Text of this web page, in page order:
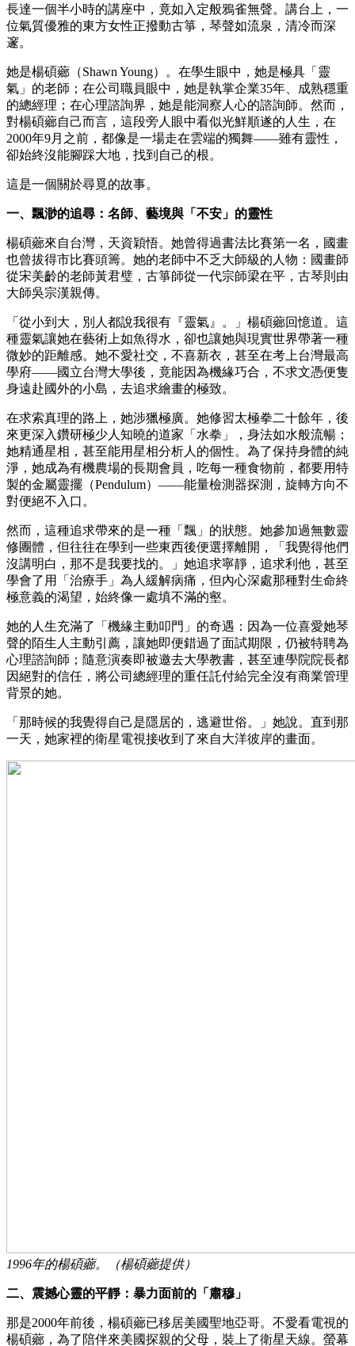
長達一個半小時的講座中，竟如入定般鴉雀無聲。講台上，一
位氣質優雅的東方女性正撥動古箏，琴聲如流泉，清冷而深
邃。
她是楊碩薌（Shawn Young）。在學生眼中，她是極具「靈
氣」的老師；在公司職員眼中，她是執掌企業35年、成熟穩重
的總經理；在心理諮詢界，她是能洞察人心的諮詢師。然而，
對楊碩薌自己而言，這段旁人眼中看似光鮮順遂的人生，在
2000年9月之前，都像是一場走在雲端的獨舞——雖有靈性，
卻始終沒能腳踩大地，找到自己的根。
這是一個關於尋覓的故事。
一、飄渺的追尋：名師、藝境與「不安」的靈性
楊碩薌來自台灣，天資穎悟。她曾得過書法比賽第一名，國畫
也曾拔得市比賽頭籌。她的老師中不乏大師級的人物：國畫師
從宋美齡的老師黃君璧，古箏師從一代宗師梁在平，古琴則由
大師吳宗漢親傳。
「從小到大，別人都說我很有『靈氣』。」楊碩薌回憶道。這
種靈氣讓她在藝術上如魚得水，卻也讓她與現實世界帶著一種
微妙的距離感。她不愛社交，不喜新衣，甚至在考上台灣最高
學府——國立台灣大學後，竟能因為機緣巧合，不求文憑便隻
身遠赴國外的小島，去追求繪畫的極致。
在求索真理的路上，她涉獵極廣。她修習太極拳二十餘年，後
來更深入鑽研極少人知曉的道家「水拳」，身法如水般流暢；
她精通星相，甚至能用星相分析人的個性。為了保持身體的純
淨，她成為有機農場的長期會員，吃每一種食物前，都要用特
製的金屬靈擺（Pendulum）——能量檢測器探測，旋轉方向不
對便絕不入口。
然而，這種追求帶來的是一種「飄」的狀態。她參加過無數靈
修團體，但往往在學到一些東西後便選擇離開，「我覺得他們
沒講明白，那不是我要找的。」她追求寧靜，追求利他，甚至
學會了用「治療手」為人緩解病痛，但內心深處那種對生命終
極意義的渴望，始終像一處填不滿的壑。
她的人生充滿了「機緣主動叩門」的奇遇：因為一位喜愛她琴
聲的陌生人主動引薦，讓她即便錯過了面試期限，仍被特聘為
心理諮詢師；隨意演奏即被邀去大學教書，甚至連學院院長都
因絕對的信任，將公司總經理的重任託付給完全沒有商業管理
背景的她。
「那時候的我覺得自己是隱居的，逃避世俗。」她說。直到那
一天，她家裡的衛星電視接收到了來自大洋彼岸的畫面。
1996年的楊碩薌。（楊碩薌提供）
二、震撼心靈的平靜：暴力面前的「肅穆」
那是2000年前後，楊碩薌已移居美國聖地亞哥。不愛看電視的
楊碩薌，為了陪伴來美國探親的父母，裝上了衛星天線。螢幕